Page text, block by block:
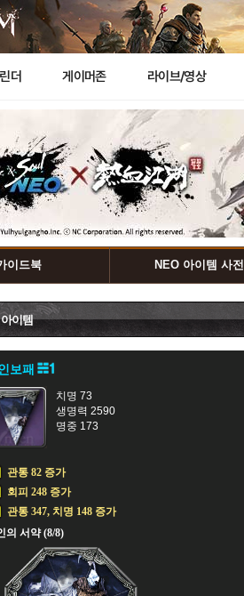
더 게이머존 라이브/영상
이드북 NEO 아이템 사전
아이템
보패
치명 73
생명력 2590
명중 173
관통 82 증가
회피 248 증가
관통 347, 치명 148 증가
의 서약 (8/8)